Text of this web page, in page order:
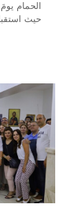
حيث